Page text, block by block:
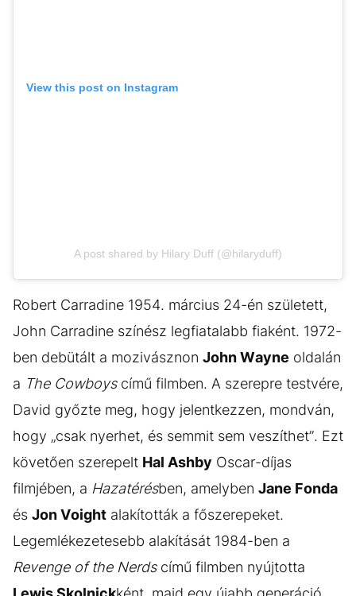
View this post on Instagram
A post shared by Hilary Duff (@hilaryduff)
Robert Carradine 1954. március 24-én született,
John Carradine színész legfiatalabb fiaként. 1972-
ben debütált a mozivásznon John Wayne oldalán
a The Cowboyscímű filmben. A szerepre testvére,
David győzte meg, hogy jelentkezzen, mondván,
hogy „csak nyerhet, és semmit sem veszíthet”. Ezt
követően szerepelt Hal Ashby Oscar-díjas
filmjében, a Hazatérésben, amelyben Jane Fonda
és Jon Voight alakították a főszerepeket.
Legemlékezetesebb alakítását 1984-ben a
Revenge of the Nerdscímű filmben nyújtotta